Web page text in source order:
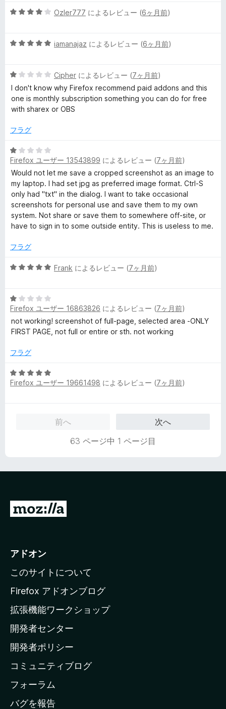
中
評
5
中
評
価
Ozler777 によるレビュー (6ヶ月前)
5
中
5
の
評
iamanajaz によるレビュー (6ヶ月前)
5
段
階
中
の
価
Cipher によるレビュー (7ヶ月前)
I don't know why Firefox recommend paid addons and this
one is monthly subscription something you can do for free
with sharex or OBS
フラグ
5
段
階
中
1
の
評
価
Firefox ユーザー 13543899 によるレビュー (7ヶ月前)
Would not let me save a cropped screenshot as an image to
my laptop. I had set jpg as preferred image format. Ctrl-S
only had "txt" in the dialog. I want to take occasional
screenshots for personal use and save them to my own
system. Not share or save them to somewhere off-site, or
have to sign in to some outside entity. This is useless to me.
フラグ
5
中
5
の
評
Frank によるレビュー (7ヶ月前)
5
段
階
中
の
価
Firefox ユーザー 16863826 によるレビュー (7ヶ月前)
not working! screenshot of full-page, selected area -ONLY
FIRST PAGE, not full or entire or sth. not working
フラグ
5
段
Firefox ユーザー 19661498 によるレビュー (7ヶ月前)
前へ
次へ
63 ページ中 1 ページ目
M
i
l
a
ホ
ー
ム
ー
ジ
へ
アドオン
このサイトについて
Firefox アドオンブログ
拡張機能ワークショップ
開発者センター
開発者ポリシー
コミュニティブログ
フォーラム
バグを報告